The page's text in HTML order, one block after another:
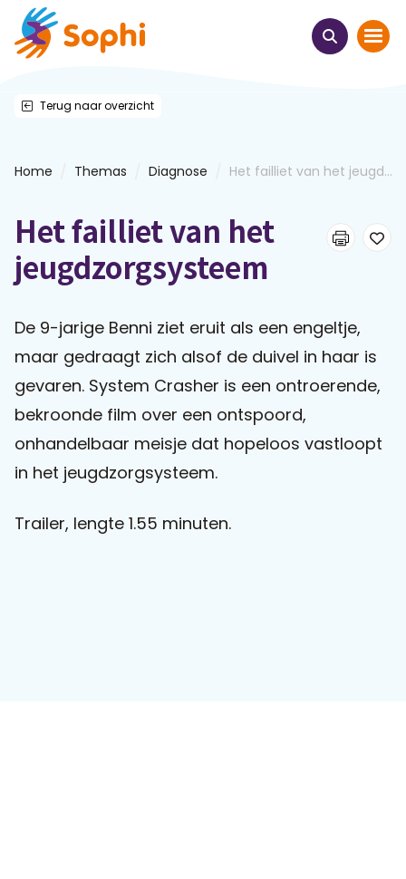
Thema's
Leren & ontmoeten
E-learnings
Themabijeenkomsten
Praat mee
Clientdossier Wiki
Mijn
Terug naar overzicht
Home Themas Diagnose Het failliet van het jeugd...
Het failliet van het
jeugdzorgsysteem
De 9-jarige Benni ziet eruit als een engeltje,
maar gedraagt zich alsof de duivel in haar is
gevaren. System Crasher is een ontroerende,
bekroonde film over een ontspoord,
onhandelbaar meisje dat hopeloos vastloopt
in het jeugdzorgsysteem.
Trailer, lengte 1.55 minuten.